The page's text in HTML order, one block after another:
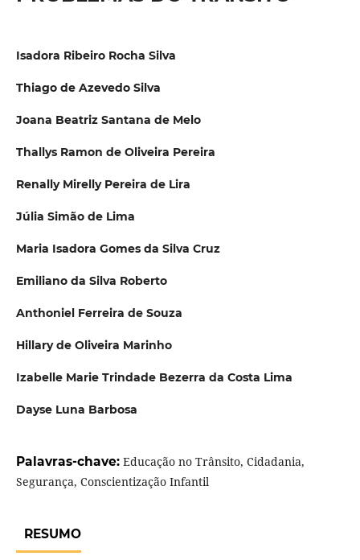
Isadora Ribeiro Rocha Silva
Thiago de Azevedo Silva
Joana Beatriz Santana de Melo
Thallys Ramon de Oliveira Pereira
Renally Mirelly Pereira de Lira
Júlia Simão de Lima
Maria Isadora Gomes da Silva Cruz
Emiliano da Silva Roberto
Anthoniel Ferreira de Souza
Hillary de Oliveira Marinho
Izabelle Marie Trindade Bezerra da Costa Lima
Dayse Luna Barbosa
Palavras-chave: Educação no Trânsito, Cidadania,
Segurança, Conscientização Infantil
RESUMO